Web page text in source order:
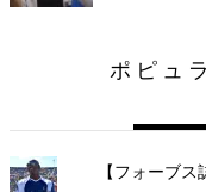
ポピュ
【フォーブ